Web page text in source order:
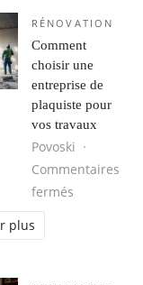
RÉNOVATION
Comment
choisir une
entreprise de
plaquiste pour
vos travaux
Povoski
Commentaires
fermés
plus